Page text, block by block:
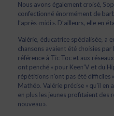
Nous avons également croisé,
confectionné énormément de
l’après-midi ». D’ailleurs, elle en
Valérie, éducatrice spécialisée, a
chansons avaient été choisies
référence à Tic Toc et aux
ont penché « pour Keen’V et du
répétitions n’ont pas été difficiles
Mathéo. Valérie précise « qu’il en
en plus les jeunes profitaient des
nouveau ».